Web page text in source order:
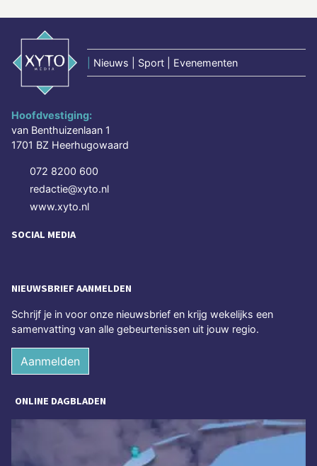
Nieuws | Sport | Evenementen
Hoofdvestiging:
van Benthuizenlaan 1
1701 BZ Heerhugowaard
072 8200 600
redactie@xyto.nl
www.xyto.nl
SOCIAL MEDIA
NIEUWSBRIEF AANMELDEN
Schrijf je in voor onze nieuwsbrief en krijg wekelijks een
samenvatting van alle gebeurtenissen uit jouw regio.
Aanmelden
ONLINE DAGBLADEN